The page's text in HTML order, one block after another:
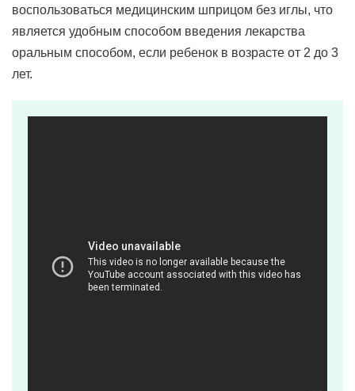
воспользоваться медицинским шприцом без иглы, что
является удобным способом введения лекарства
оральным способом, если ребенок в возрасте от 2 до 3
лет.